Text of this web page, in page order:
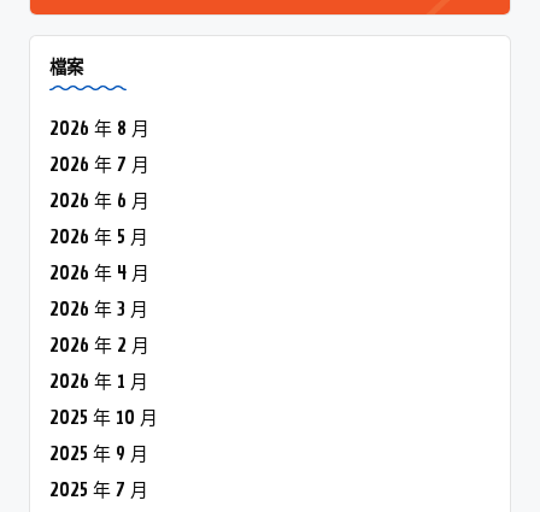
2026 年 2 月
2025 年 10 月
2025 年 9 月
2025 年 7 月
2024 年 12 月
2024 年 11 月
2024 年 10 月
2024 年 9 月
2024 年 8 月
2024 年 7 月
2024 年 6 月
2024 年 5 月